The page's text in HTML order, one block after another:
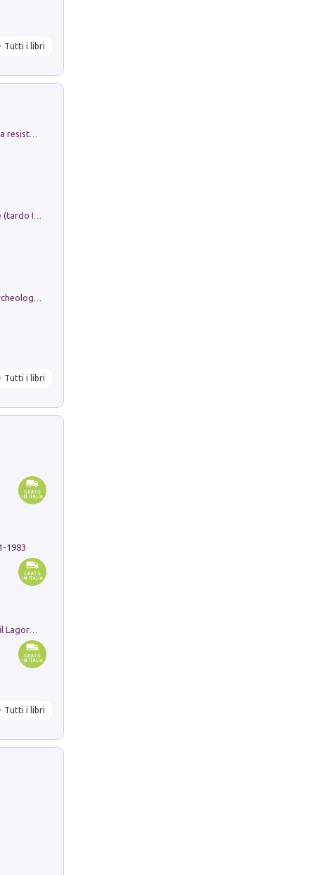
Tutti i libri
Sofiana. In Sicilia centro-meridionale (tardo III-metà IX secolo d.C.): dall'agro-town tardo-imperiale al villaggio medio-bizantino. Nuova ediz.
Tutti i libri
1983
Tutti i libri